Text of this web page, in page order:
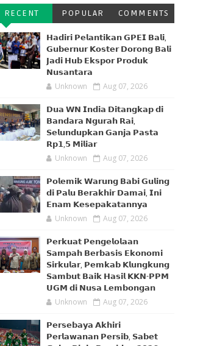
RECENT POPULAR COMMENTS
𝗛𝗮𝗱𝗶𝗿𝗶 𝗣𝗲𝗹𝗮𝗻𝘁𝗶𝗸𝗮𝗻 𝗚𝗣𝗘𝗜 𝗕𝗮𝗹𝗶,
𝗚𝘂𝗯𝗲𝗿𝗻𝘂𝗿 𝗞𝗼𝘀𝘁𝗲𝗿 𝗗𝗼𝗿𝗼𝗻𝗴 𝗕𝗮𝗹𝗶
𝗝𝗮𝗱𝗶 𝗛𝘂𝗯 𝗘𝗸𝘀𝗽𝗼𝗿 𝗣𝗿𝗼𝗱𝘂𝗸
𝗡𝘂𝘀𝗮𝗻𝘁𝗮𝗿𝗮
Unknown Aug 07, 2026
𝗗𝘂𝗮 𝗪𝗡 𝗜𝗻𝗱𝗶𝗮 𝗗𝗶𝘁𝗮𝗻𝗴𝗸𝗮𝗽 𝗱𝗶
𝗕𝗮𝗻𝗱𝗮𝗿𝗮 𝗡𝗴𝘂𝗿𝗮𝗵 𝗥𝗮𝗶,
𝗦𝗲𝗹𝘂𝗻𝗱𝘂𝗽𝗸𝗮𝗻 𝗚𝗮𝗻𝗷𝗮 𝗣𝗮𝘀𝘁𝗮
𝗥𝗽𝟭,𝟱 𝗠𝗶𝗹𝗶𝗮𝗿
Unknown Aug 07, 2026
𝗣𝗼𝗹𝗲𝗺𝗶𝗸 𝗪𝗮𝗿𝘂𝗻𝗴 𝗕𝗮𝗯𝗶 𝗚𝘂𝗹𝗶𝗻𝗴
𝗱𝗶 𝗣𝗮𝗹𝘂 𝗕𝗲𝗿𝗮𝗸𝗵𝗶𝗿 𝗗𝗮𝗺𝗮𝗶, 𝗜𝗻𝗶
𝗘𝗻𝗮𝗺 𝗞𝗲𝘀𝗲𝗽𝗮𝗸𝗮𝘁𝗮𝗻𝗻𝘆𝗮
Unknown Aug 07, 2026
𝗣𝗲𝗿𝗸𝘂𝗮𝘁 𝗣𝗲𝗻𝗴𝗲𝗹𝗼𝗹𝗮𝗮𝗻
𝗦𝗮𝗺𝗽𝗮𝗵 𝗕𝗲𝗿𝗯𝗮𝘀𝗶𝘀 𝗘𝗸𝗼𝗻𝗼𝗺𝗶
𝗦𝗶𝗿𝗸𝘂𝗹𝗮𝗿, 𝗣𝗲𝗺𝗸𝗮𝗯 𝗞𝗹𝘂𝗻𝗴𝗸𝘂𝗻𝗴
𝗦𝗮𝗺𝗯𝘂𝘁 𝗕𝗮𝗶𝗸 𝗛𝗮𝘀𝗶𝗹 𝗞𝗞𝗡-𝗣𝗣𝗠
𝗨𝗚𝗠 𝗱𝗶 𝗡𝘂𝘀𝗮 𝗟𝗲𝗺𝗯𝗼𝗻𝗴𝗮𝗻
Unknown Aug 07, 2026
𝗣𝗲𝗿𝘀𝗲𝗯𝗮𝘆𝗮 𝗔𝗸𝗵𝗶𝗿𝗶
𝗣𝗲𝗿𝗹𝗮𝘄𝗮𝗻𝗮𝗻 𝗣𝗲𝗿𝘀𝗶𝗯, 𝗦𝗮𝗯𝗲𝘁